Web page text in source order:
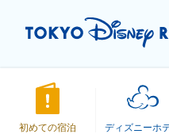
初めての宿泊 ディズニーホ